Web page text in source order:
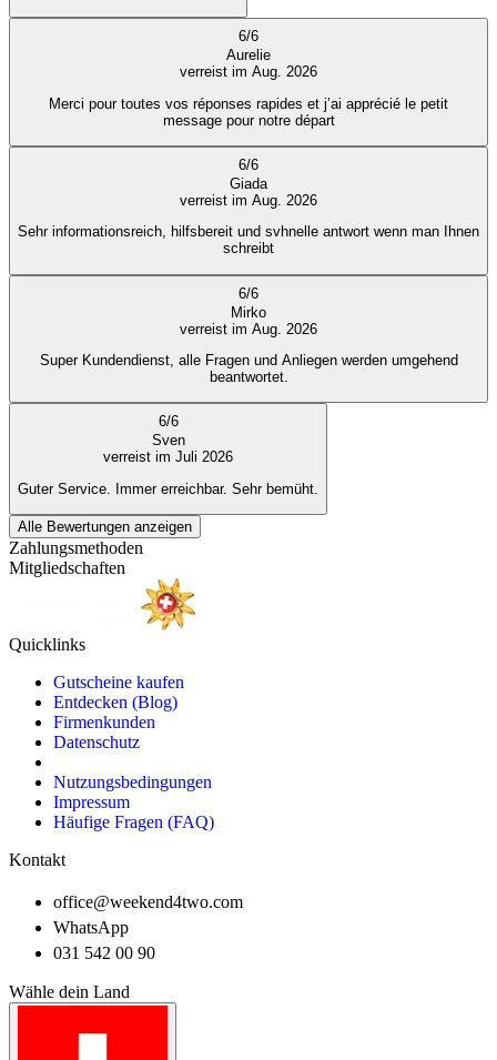
6/6
Aurelie
verreist im Aug. 2026
Merci pour toutes vos réponses rapides et j’ai apprécié le petit
message pour notre départ
6/6
Giada
verreist im Aug. 2026
Sehr informationsreich, hilfsbereit und svhnelle antwort wenn man Ihnen
schreibt
6/6
Mirko
verreist im Aug. 2026
Super Kundendienst, alle Fragen und Anliegen werden umgehend
beantwortet.
6/6
Sven
verreist im Juli 2026
Guter Service. Immer erreichbar. Sehr bemüht.
Alle Bewertungen anzeigen
Zahlungsmethoden
Mitgliedschaften
Quicklinks
Gutscheine kaufen
Entdecken (Blog)
Firmenkunden
Datenschutz
Nutzungsbedingungen
Impressum
Häufige Fragen (FAQ)
Kontakt
office@weekend4two.com
WhatsApp
031 542 00 90
Wähle dein Land